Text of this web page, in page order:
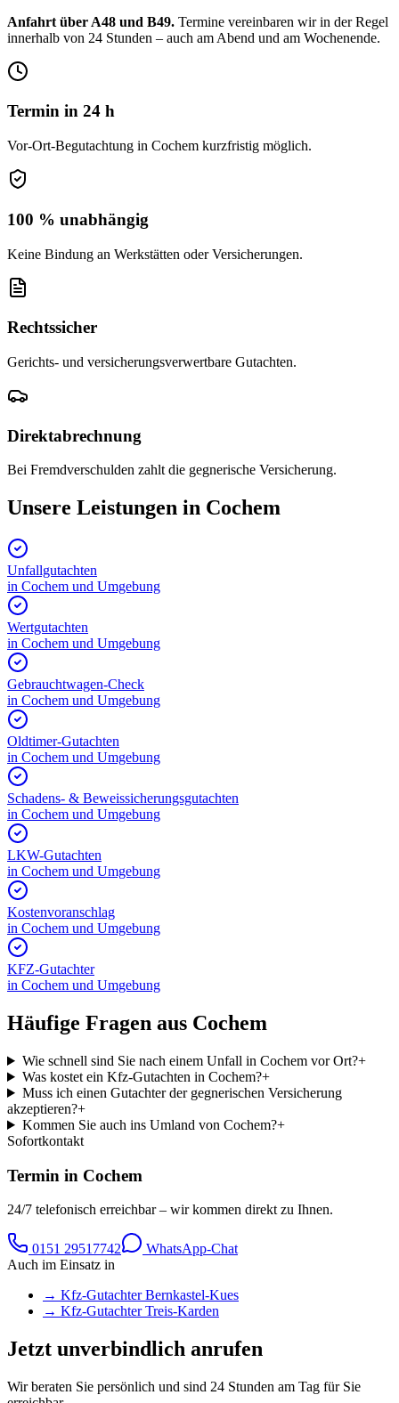
Anfahrt über A48 und B49. Termine vereinbaren wir in der Regel
innerhalb von 24 Stunden – auch am Abend und am Wochenende.
Termin in 24 h
Vor-Ort-Begutachtung in Cochem kurzfristig möglich.
100 % unabhängig
Keine Bindung an Werkstätten oder Versicherungen.
Rechtssicher
Gerichts- und versicherungsverwertbare Gutachten.
Direktabrechnung
Bei Fremdverschulden zahlt die gegnerische Versicherung.
Unsere Leistungen in Cochem
Unfallgutachten
in Cochem und Umgebung
Wertgutachten
in Cochem und Umgebung
Gebrauchtwagen-Check
in Cochem und Umgebung
Oldtimer-Gutachten
in Cochem und Umgebung
Schadens- & Beweissicherungsgutachten
in Cochem und Umgebung
LKW-Gutachten
in Cochem und Umgebung
Kostenvoranschlag
in Cochem und Umgebung
KFZ-Gutachter
in Cochem und Umgebung
Häufige Fragen aus Cochem
Wie schnell sind Sie nach einem Unfall in Cochem vor Ort?+
Was kostet ein Kfz-Gutachten in Cochem?+
Muss ich einen Gutachter der gegnerischen Versicherung
akzeptieren?+
Kommen Sie auch ins Umland von Cochem?+
Sofortkontakt
Termin in Cochem
24/7 telefonisch erreichbar – wir kommen direkt zu Ihnen.
0151 29517742
WhatsApp-Chat
Auch im Einsatz in
→ Kfz-GutachterBernkastel-Kues
→ Kfz-GutachterTreis-Karden
Jetzt unverbindlich anrufen
Wir beraten Sie persönlich und sind 24 Stunden am Tag für Sie